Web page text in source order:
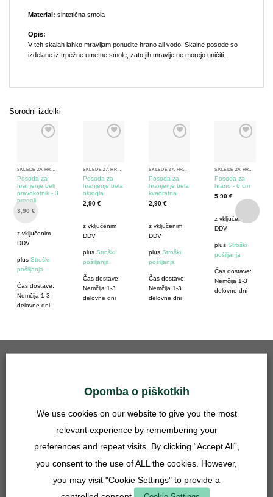
Material: sintetična smola
Opis:
V teh skalah lahko mravljam ponudite hrano ali vodo. Skalne posode so
izdelane iz trpežne umetne smole, zato jih mravlje ne morejo uničiti.
Sorodni izdelki
SKLEDE ZA HRANJENJE
Posoda za
hranjenje beli
pravokotnik - 3
predali
3,90 €
z vključenim
DDV
plus Stroški
pošiljanja
Čas dostave:
Nemčija 1-3
delovne dni
SKLEDE ZA HRANJENJE
Posoda za
hranjenje bela
okrogla
2,90 €
z vključenim
DDV
plus Stroški
pošiljanja
Čas dostave:
Nemčija 1-3
delovne dni
SKLEDE ZA HRANJENJE
Posoda za
hranjenje bela
kvadratna
2,90 €
z vključenim
DDV
plus Stroški
pošiljanja
Čas dostave:
Nemčija 1-3
delovne dni
SKLEDE ZA HRANJENJE
Posoda za
hrano - 6 cm
5,90€
z vključenim
DDV
plusStroški
pošiljanja
Čas dostave:
Nemčija 1-3
delovne dni
Mrežni vložek - 50 mm - iz nerjavečega jekla
z vključenim DDV
plus
Stroški pošiljanja
Priključek cevi za umivalnik 27 mm - 14, 16, 20 mm - prozoren
plus Stroški pošiljanja
Opomba o piškotkih
We use cookies on our website to give you the most
relevant experience by remembering your
preferences and repeat visits. By clicking “Accept All”,
you consent to the use of ALL the cookies. However,
you may visit "Cookie Settings" to provide a